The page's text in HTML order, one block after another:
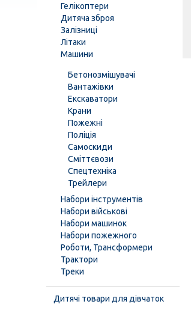
Гелікоптери
Дитяча зброя
Залізниці
Літаки
Машини
Бетонозмішувачі
Вантажівки
Екскаватори
Крани
Пожежні
Поліція
Самоскиди
Сміттєвози
Спецтехніка
Трейлери
Набори інструментів
Набори військові
Набори машинок
Набори пожежного
Роботи, Трансформери
Трактори
Треки
Дитячі товари для дівчаток